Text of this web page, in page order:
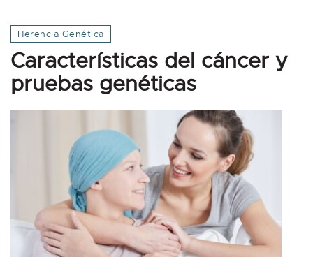
Herencia Genética
Características del cáncer y
pruebas genéticas